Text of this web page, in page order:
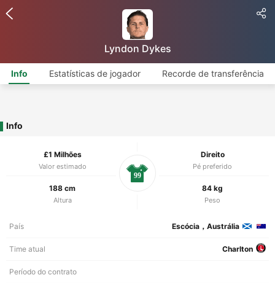
Lyndon Dykes
Info Estatísticas de jogador Recorde de transferência
Info
£1 Milhões
Valor estimado
Direito
Pé preferido
188 cm
Altura
84 kg
Peso
99
País Escócia，Austrália
Time atual Charlton
Período do contrato